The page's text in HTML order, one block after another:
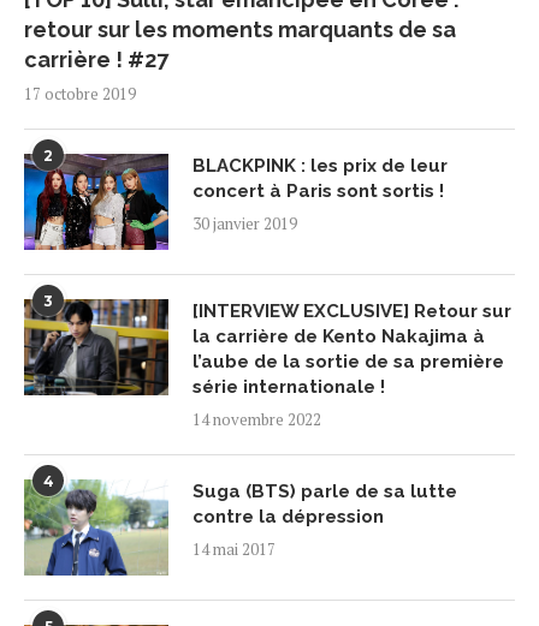
retour sur les moments marquants de sa
carrière ! #27
17 octobre 2019
2
BLACKPINK : les prix de leur
concert à Paris sont sortis !
30 janvier 2019
3
[INTERVIEW EXCLUSIVE] Retour sur
la carrière de Kento Nakajima à
l’aube de la sortie de sa première
série internationale !
14 novembre 2022
4
Suga (BTS) parle de sa lutte
contre la dépression
14 mai 2017